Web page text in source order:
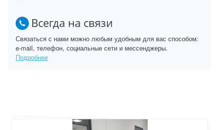
Всегда на связи
Связаться с нами можно любым удобным для вас способом:
e-mail, телефон, социальные сети и мессенджеры.
Подробнее